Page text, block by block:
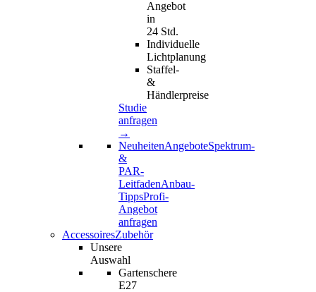
Angebot
in
24 Std.
Individuelle
Lichtplanung
Staffel-
&
Händlerpreise
Studie
anfragen
→
NeuheitenAngeboteSpektrum-
&
PAR-
LeitfadenAnbau-
TippsProfi-
Angebot
anfragen
AccessoiresZubehör
Unsere
Auswahl
Gartenschere
E27